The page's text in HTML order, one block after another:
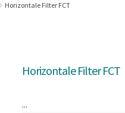
Horizontale Filter FCT
Horizontale Filter FCT
...